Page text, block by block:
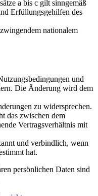
a bis c gilt sinngemäß
Erfüllungsgehilfen des
nationalem
und
Die Änderung wird dem
zu widersprechen.
das zwischen dem
Vertragsverhältnis mit
und verbindlich, wenn
hat.
persönlichen Daten sind